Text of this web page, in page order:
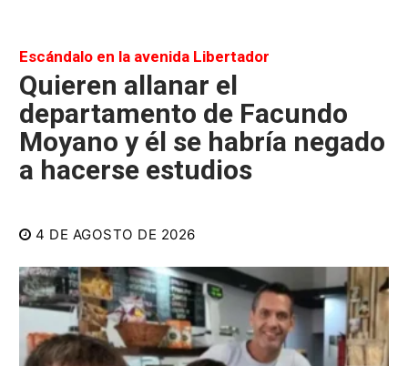
Escándalo en la avenida Libertador
Quieren allanar el
departamento de Facundo
Moyano y él se habría negado
a hacerse estudios
4 DE AGOSTO DE 2026